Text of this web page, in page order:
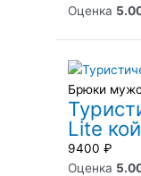
Оценка
Брюки
Lite
9400 ₽
Оценка